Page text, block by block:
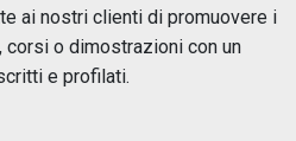
ai nostri clienti di promuovere i
o dimostrazioni con un
e profilati.